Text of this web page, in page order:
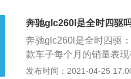
这款发动机搭载了缸内
匹配的都是9at变速箱。
性。
为190kw，最大功率转
为1800到4000转每分钟
盖缸体。与这款发动机
10kw，最大功率转速为
这款发动机搭载了缸内
奔驰glc260l是全时四驱
奔驰glc260l是全时四驱
款车子每个月的销量表
好；2、首先就是外观方
发布时间：2021-04-25